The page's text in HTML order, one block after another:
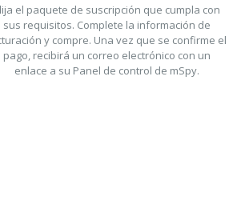
el paquete de suscripción que cumpla con
sus requisitos. Complete la información de
y compre. Una vez que se confirme el
pago, recibirá un correo electrónico con un
enlace a su Panel de control de mSpy.